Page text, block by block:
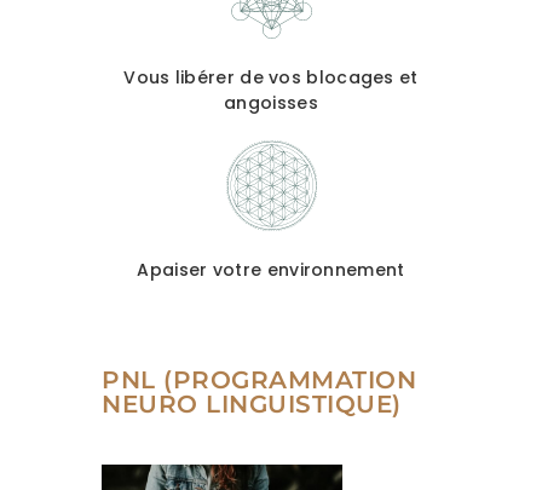
Vous libérer de vos blocages et
angoisses
Apaiser votre environnement
PNL (PROGRAMMATION
NEURO LINGUISTIQUE)